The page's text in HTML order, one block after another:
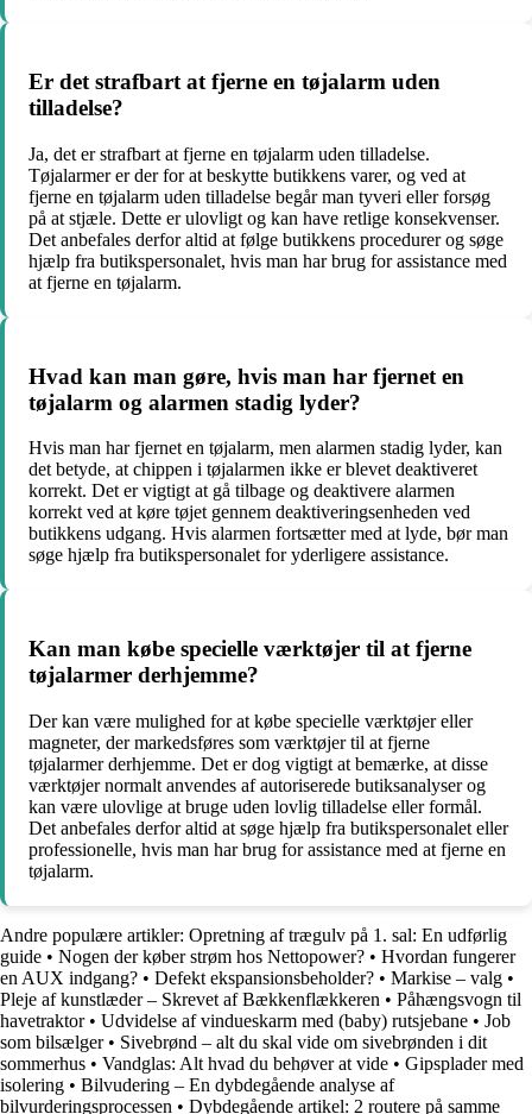
Er det strafbart at fjerne en tøjalarm uden
tilladelse?
Ja, det er strafbart at fjerne en tøjalarm uden tilladelse.
Tøjalarmer er der for at beskytte butikkens varer, og ved at
fjerne en tøjalarm uden tilladelse begår man tyveri eller forsøg
på at stjæle. Dette er ulovligt og kan have retlige konsekvenser.
Det anbefales derfor altid at følge butikkens procedurer og søge
hjælp fra butikspersonalet, hvis man har brug for assistance med
at fjerne en tøjalarm.
Hvad kan man gøre, hvis man har fjernet en
tøjalarm og alarmen stadig lyder?
Hvis man har fjernet en tøjalarm, men alarmen stadig lyder, kan
det betyde, at chippen i tøjalarmen ikke er blevet deaktiveret
korrekt. Det er vigtigt at gå tilbage og deaktivere alarmen
korrekt ved at køre tøjet gennem deaktiveringsenheden ved
butikkens udgang. Hvis alarmen fortsætter med at lyde, bør man
søge hjælp fra butikspersonalet for yderligere assistance.
Kan man købe specielle værktøjer til at fjerne
tøjalarmer derhjemme?
Der kan være mulighed for at købe specielle værktøjer eller
magneter, der markedsføres som værktøjer til at fjerne
tøjalarmer derhjemme. Det er dog vigtigt at bemærke, at disse
værktøjer normalt anvendes af autoriserede butiksanalyser og
kan være ulovlige at bruge uden lovlig tilladelse eller formål.
Det anbefales derfor altid at søge hjælp fra butikspersonalet eller
professionelle, hvis man har brug for assistance med at fjerne en
tøjalarm.
Andre populære artikler: Opretning af trægulv på 1. sal: En udførlig
guide • Nogen der køber strøm hos Nettopower? • Hvordan fungerer
en AUX indgang? • Defekt ekspansionsbeholder? • Markise – valg •
Pleje af kunstlæder – Skrevet af Bækkenflækkeren • Påhængsvogn til
havetraktor• Udvidelse af vindueskarm med (baby) rutsjebane • Job
som bilsælger• Sivebrønd – alt du skal vide om sivebrønden i dit
sommerhus • Vandglas: Alt hvad du behøver at vide • Gipsplader med
isolering • Bilvudering – En dybdegående analyse af
bilvurderingsprocessen • Dybdegående artikel: 2 routere på samme